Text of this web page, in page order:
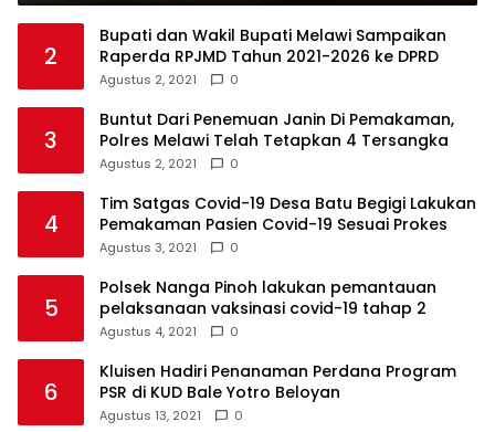
2
Bupati dan Wakil Bupati Melawi Sampaikan
Raperda RPJMD Tahun 2021-2026 ke DPRD
Agustus 2, 2021 0
3
Buntut Dari Penemuan Janin Di Pemakaman,
Polres Melawi Telah Tetapkan 4 Tersangka
Agustus 2, 2021 0
4
Tim Satgas Covid-19 Desa Batu Begigi Lakukan
Pemakaman Pasien Covid-19 Sesuai Prokes
Agustus 3, 2021 0
5
Polsek Nanga Pinoh lakukan pemantauan
pelaksanaan vaksinasi covid-19 tahap 2
Agustus 4, 2021 0
6
Kluisen Hadiri Penanaman Perdana Program
PSR di KUD Bale Yotro Beloyan
Agustus 13, 2021 0